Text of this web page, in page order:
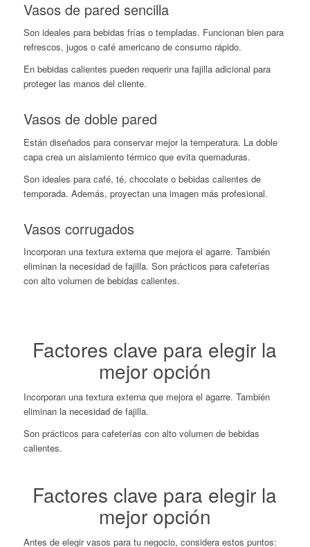
Vasos de pared sencilla
Son ideales para bebidas frías o templadas. Funcionan bien para
refrescos, jugos o café americano de consumo rápido.
En bebidas calientes pueden requerir una fajilla adicional para
proteger las manos del cliente.
Vasos de doble pared
Están diseñados para conservar mejor la temperatura. La doble
capa crea un aislamiento térmico que evita quemaduras.
Son ideales para café, té, chocolate o bebidas calientes de
temporada. Además, proyectan una imagen más profesional.
Vasos corrugados
Incorporan una textura externa que mejora el agarre. También
eliminan la necesidad de fajilla. Son prácticos para cafeterías
con alto volumen de bebidas calientes.
Factores clave para elegir la
mejor opción
Incorporan una textura externa que mejora el agarre. También
eliminan la necesidad de fajilla.
Son prácticos para cafeterías con alto volumen de bebidas
calientes.
Factores clave para elegir la
mejor opción
Antes de elegir vasos para tu negocio, considera estos puntos: